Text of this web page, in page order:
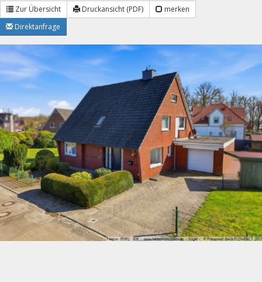
Zur Übersicht Druckansicht (PDF)
merken
Direktanfrage